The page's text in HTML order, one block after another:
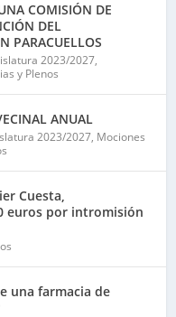
COMISIÓN DE
DEL
PARACUELLOS
2023/2027,
y Plenos
ANUAL
2023/2027, Mociones
Cuesta,
euros por intromisión
una farmacia de